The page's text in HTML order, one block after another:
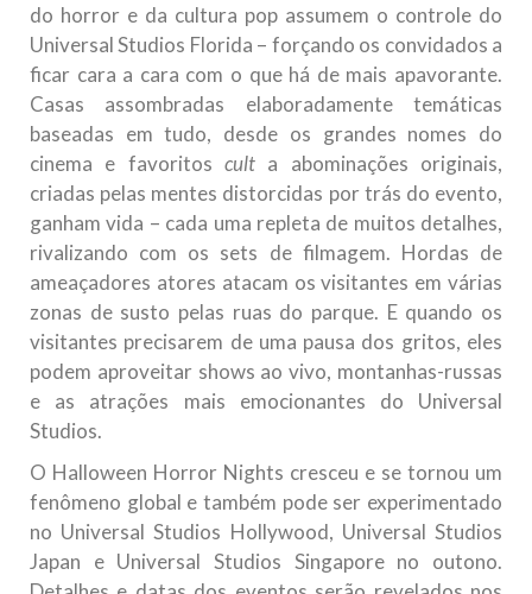
do horror e da cultura pop assumem o controle do
Universal Studios Florida – forçando os convidados a
ficar cara a cara com o que há de mais apavorante.
Casas assombradas elaboradamente temáticas
baseadas em tudo, desde os grandes nomes do
cinema e favoritos cult a abominações originais,
criadas pelas mentes distorcidas por trás do evento,
ganham vida – cada uma repleta de muitos detalhes,
rivalizando com os sets de filmagem. Hordas de
ameaçadores atores atacam os visitantes em várias
zonas de susto pelas ruas do parque. E quando os
visitantes precisarem de uma pausa dos gritos, eles
podem aproveitar shows ao vivo, montanhas-russas
e as atrações mais emocionantes do Universal
Studios.
O Halloween Horror Nights cresceu e se tornou um
fenômeno global e também pode ser experimentado
no Universal Studios Hollywood, Universal Studios
Japan e Universal Studios Singapore no outono.